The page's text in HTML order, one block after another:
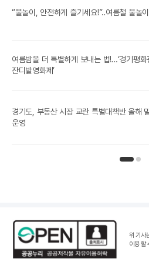
“물놀이, 안전하게 즐기세요!”‥여름철 물놀
여름밤을 더 특별하게 보내는 법!…‘경기평화
잔디밭영화제’
경기도, 부동산 시장 교란 특별대책반 올해
운영
위 기사
이용 할